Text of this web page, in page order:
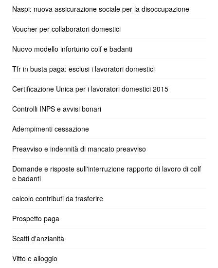
Naspi: nuova assicurazione sociale per la disoccupazione
Voucher per collaboratori domestici
Nuovo modello infortunio colf e badanti
Tfr in busta paga: esclusi i lavoratori domestici
Certificazione Unica per i lavoratori domestici 2015
Controlli INPS e avvisi bonari
Adempimenti cessazione
Preavviso e indennità di mancato preavviso
Domande e risposte sull'interruzione rapporto di lavoro di colf
e badanti
calcolo contributi da trasferire
Prospetto paga
Scatti d'anzianità
Vitto e alloggio